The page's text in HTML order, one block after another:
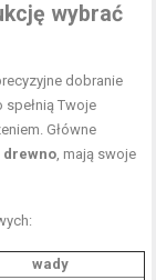
wybrać
dobranie
spełnią Twoje
Główne
drewno, mają swoje
wady